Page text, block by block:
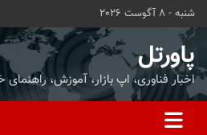
محتوا
بروید
شنبه - 8 آگوست 2026
پاورتل
اخبار فناوری، اپ بازار، آموزش،